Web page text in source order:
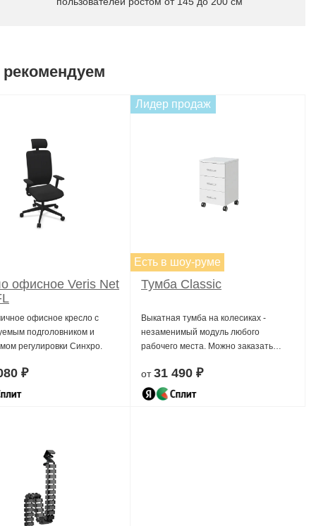
рекомендуем
офисное Veris Net
офисное кресло с
подголовником и
регулировки Синхро.
₽
Лидер продаж
Есть в шоу-руме
Тумба Classic
Выкатная тумба на колесиках -
незаменимый модуль любого
рабочего места. Можно заказать
параметры.
от31 490 ₽